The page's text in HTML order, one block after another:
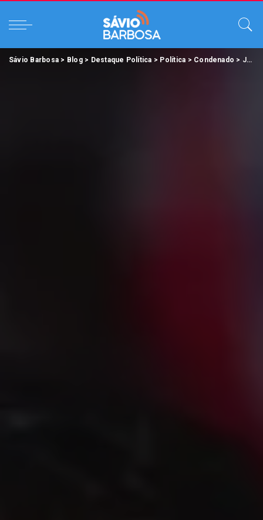
Sávio Barbosa > Blog> Destaque Política > Política > Condenado > Justiça Condena “Dedé da Pesca” por Fraude no Seguro-defeso em Ponta de Pedras no Pará.